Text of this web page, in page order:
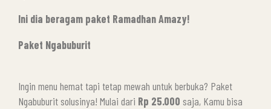
Ini dia beragam paket Ramadhan Amazy!
Paket Ngabuburit
Ingin menu hemat tapi tetap mewah untuk berbuka? Paket
Ngabuburit solusinya! Mulai dari Rp 25.000 saja, Kamu bisa